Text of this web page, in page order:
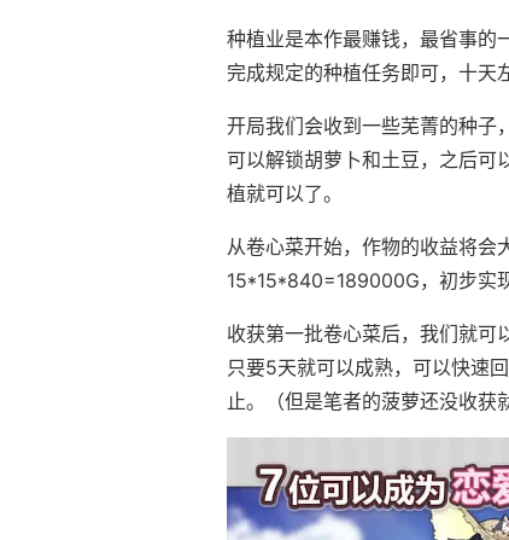
种植业是本作最赚钱，最省事的
完成规定的种植任务即可，十天
开局我们会收到一些芜菁的种子
可以解锁胡萝卜和土豆，之后可
植就可以了。
从卷心菜开始，作物的收益将会
15*15*840=189000G，初步实
收获第一批卷心菜后，我们就可
只要5天就可以成熟，可以快速
止。（但是笔者的菠萝还没收获